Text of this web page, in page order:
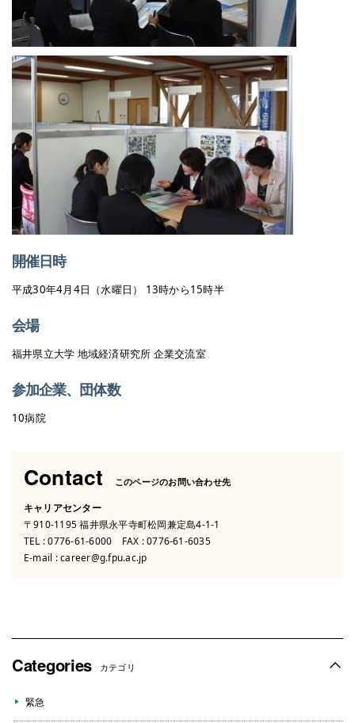
開催日時
平成30年4月4日（水曜日） 13時から15時半
会場
福井県立大学 地域経済研究所 企業交流室
参加企業、団体数
10病院
Contact このページのお問い合わせ先
キャリアセンター
〒910-1195 福井県永平寺町松岡兼定島4-1-1
TEL :0776-61-6000 FAX : 0776-61-6035
E-mail :career@g.fpu.ac.jp
Categories カテゴリ
緊急